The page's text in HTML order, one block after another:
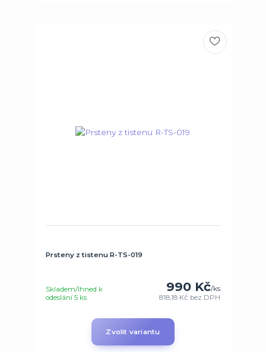
Prsteny z tistenu R-TS-019
990 Kč/ks
818,18 Kč bez DPH
Skladem/Ihned k
odeslání 5 ks
Zvolit variantu